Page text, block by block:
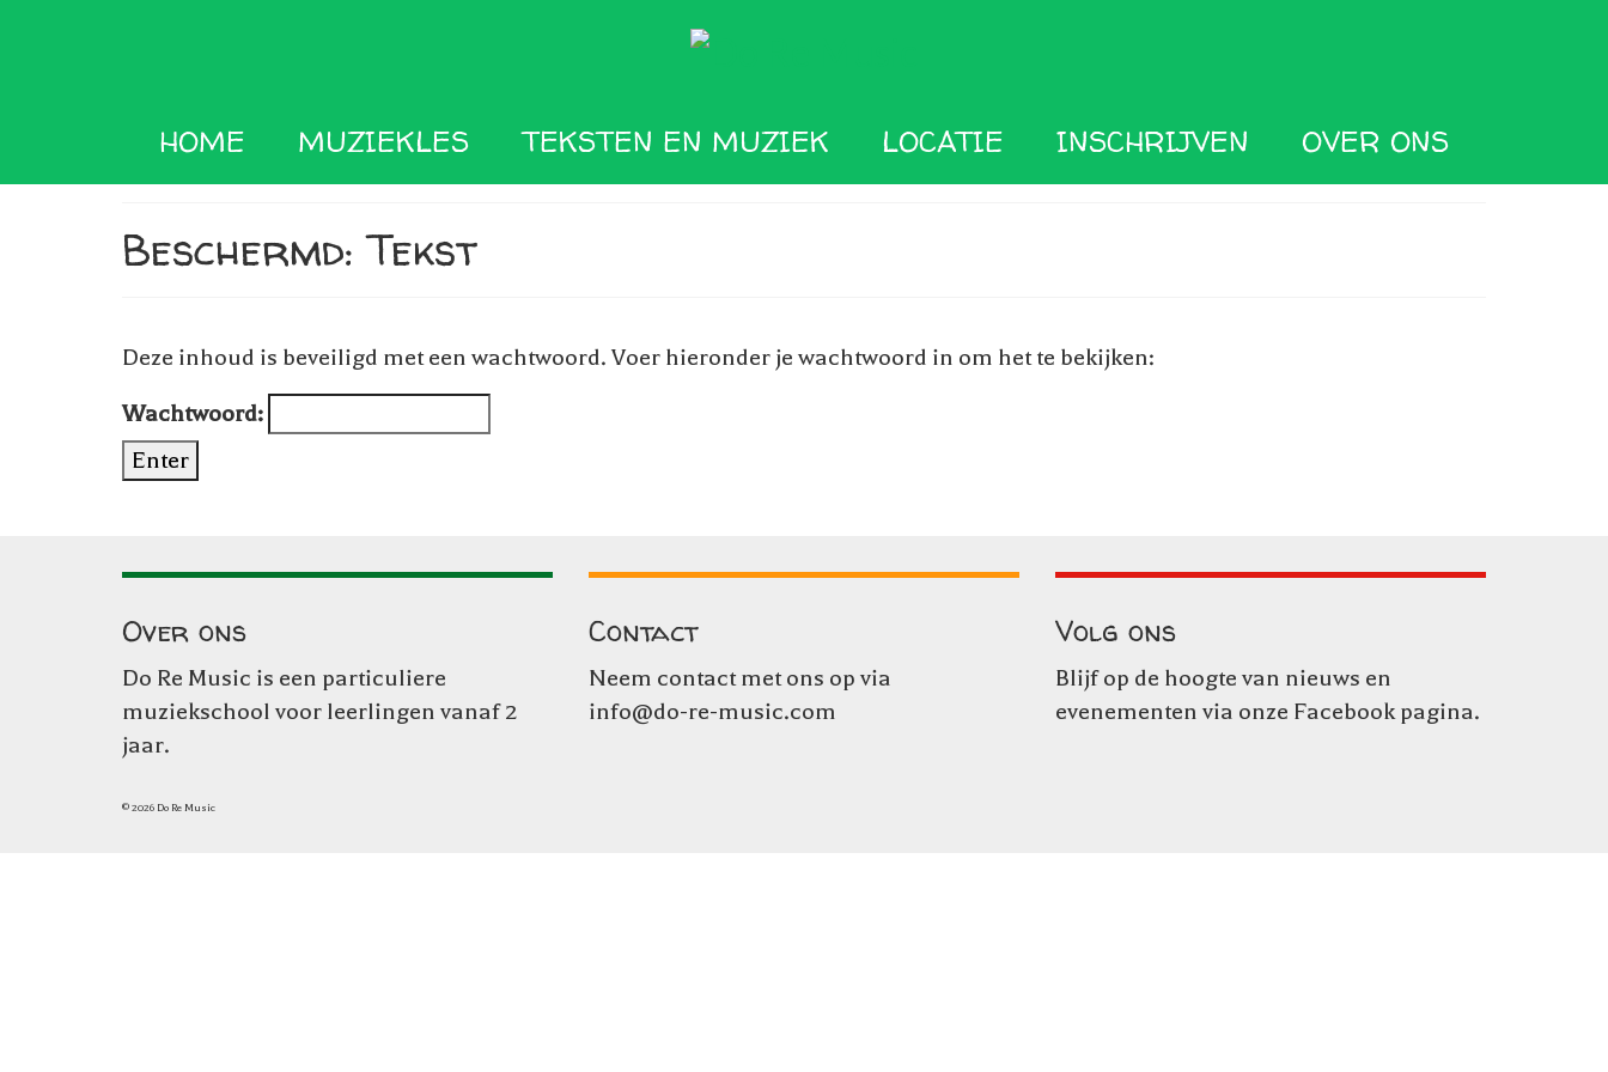
HOME MUZIEKLES TEKSTEN EN MUZIEK LOCATIE INSCHRIJVEN OVER ONS
Beschermd: Tekst
Deze inhoud is beveiligd met een wachtwoord. Voer hieronder je wachtwoord in om het te bekijken:
Wachtwoord:
Over ons
Do Re Music is een particuliere
muziekschool voor leerlingen vanaf 2
jaar.
Contact
Neem contact met ons op via
info@do-re-music.com
Volg ons
Blijf op de hoogte van nieuws en
evenementen via onze Facebook pagina.
© 2026 Do Re Music